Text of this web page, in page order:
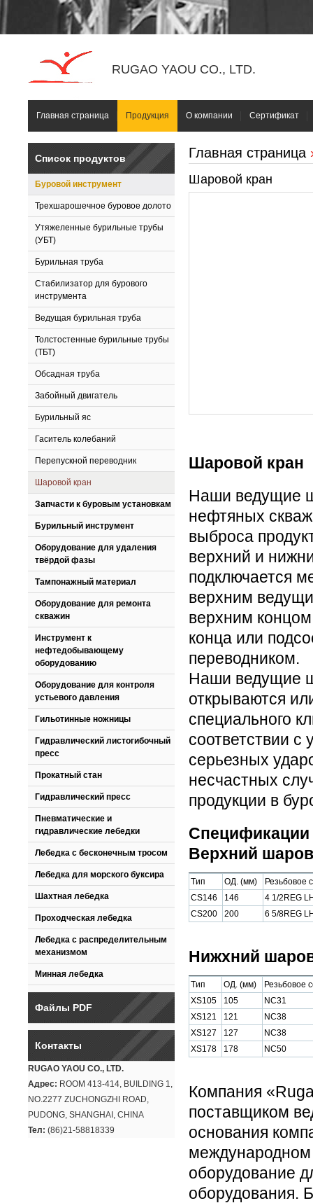
RUGAO YAOU CO., LTD.
Главная страница Продукция О компании Сертификат
Список продуктов
Буровой инструмент
Трехшарошечное буровое долото
Утяжеленные бурильные трубы
(УБТ)
Бурильная труба
Стабилизатор для бурового
инструмента
Ведущая бурильная труба
Толстостенные бурильные трубы
(ТБТ)
Обсадная труба
Забойный двигатель
Бурильный яс
Гаситель колебаний
Перепускной переводник
Шаровой кран
Запчасти к буровым установкам
Бурильный инструмент
Оборудование для удаления
твёрдой фазы
Тампонажный материал
Оборудование для ремонта
скважин
Инструмент к
нефтедобывающему
оборудованию
Оборудование для контроля
устьевого давления
Гильотинные ножницы
Гидравлический листогибочный
пресс
Прокатный стан
Гидравлический пресс
Пневматические и
гидравлические лебедки
Лебедка с бесконечным тросом
Лебедка для морского буксира
Шахтная лебедка
Проходческая лебедка
Лебедка с распределительным
механизмом
Минная лебедка
Файлы PDF
Контакты
RUGAO YAOU CO., LTD.
Адрес: ROOM 413-414, BUILDING 1,
NO.2277 ZUCHONGZHI ROAD,
PUDONG, SHANGHAI, CHINA
Тел: (86)21-58818339
Главная страница
Шаровой кран
Шаровой кран
Наши ведущие
нефтяных
выброса
верхний и
подключается
верхним
верхним
конца или
переводником.
Наши ведущие
открываются
специального
соответствии
серьезных
несчастных
продукции в
Спецификации
Верхний
Tип OД. (мм)
Резьбовое
CS146
146
4 1/2REG
CS200
200 6 5/8REG
Нижхний
Tип OД. (мм)
Резьбовое
XS105
105
NC31
XS121
121
NC38
XS127
127
NC38
XS178
178 NC50
Компания
поставщиком
основания
международном
оборудование
оборудования.